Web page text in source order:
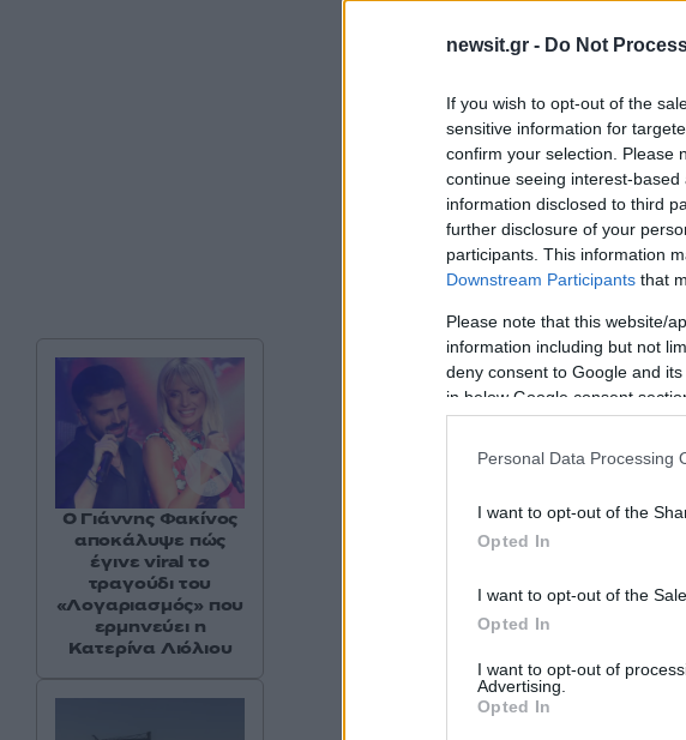
newsit.gr - Do Not
If you wish to opt-out of the
sensitive information for
confirm your selection. Please
continue seeing interest-
information disclosed to third
further disclosure of your
participants. This information
Downstream Participants that
Please note that this website/
information including but not
deny consent to Google and
in below Google consent
Personal Data Processing
I want to opt-out of the
Opted In
I want to opt-out of the
Opted In
I want to opt-out of
Advertising.
Opted In
Ο Γιάννης Φακίνος
αποκάλυψε πώς
έγινε viral το
τραγούδι του
«Λογαριασμός» που
ερμηνεύει η
Κατερίνα Λιόλιου